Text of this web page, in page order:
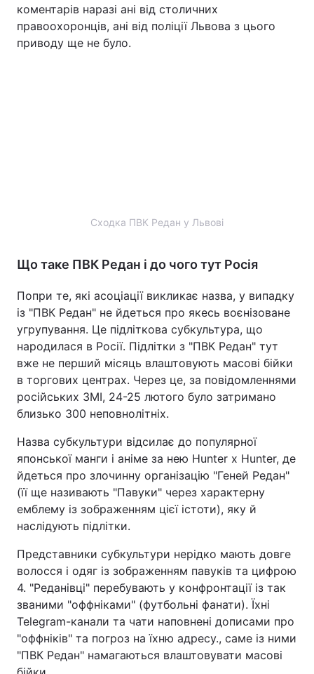
коментарів наразі ані від столичних
правоохоронців, ані від поліції Львова з цього
приводу ще не було.
Сходка ПВК Редан у Львові
Що таке ПВК Редан і до чого тут Росія
Попри те, які асоціації викликає назва, у випадку
із "ПВК Редан" не йдеться про якесь воєнізоване
угрупування. Це підліткова субкультура, що
народилася в Росії. Підлітки з "ПВК Редан" тут
вже не перший місяць влаштовують масові бійки
в торгових центрах. Через це, за повідомленнями
російських ЗМІ, 24-25 лютого було затримано
близько 300 неповнолітніх.
Назва субкультури відсилає до популярної
японської манги і аніме за нею Hunter x Hunter, де
йдеться про злочинну організацію "Геней Редан"
(її ще називають "Павуки" через характерну
емблему із зображенням цієї істоти), яку й
наслідують підлітки.
Представники субкультури нерідко мають довге
волосся і одяг із зображенням павуків та цифрою
4. "Реданівці" перебувають у конфронтації із так
званими "оффніками" (футбольні фанати). Їхні
Telegram-канали та чати наповнені дописами про
"оффніків" та погроз на їхню адресу., саме із ними
"ПВК Редан" намагаються влаштовувати масові